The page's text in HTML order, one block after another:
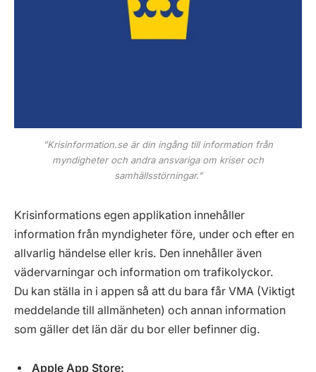
”Krisinformation.se är din ingång till information från
myndigheter och andra ansvariga om kriser och
samhällsstörningar.”
Krisinformations egen applikation innehåller
information från myndigheter före, under och efter en
allvarlig händelse eller kris. Den innehåller även
vädervarningar och information om trafikolyckor.
Du kan ställa in i appen så att du bara får VMA (Viktigt
meddelande till allmänheten) och annan information
som gäller det län där du bor eller befinner dig.
Apple App Store: